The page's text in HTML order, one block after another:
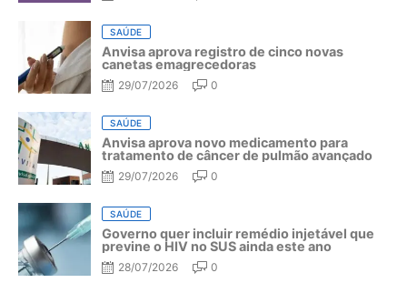
SAÚDE
Anvisa aprova registro de cinco novas
canetas emagrecedoras
29/07/2026 0
SAÚDE
Anvisa aprova novo medicamento para
tratamento de câncer de pulmão avançado
29/07/2026 0
SAÚDE
Governo quer incluir remédio injetável que
previne o HIV no SUS ainda este ano
28/07/2026 0